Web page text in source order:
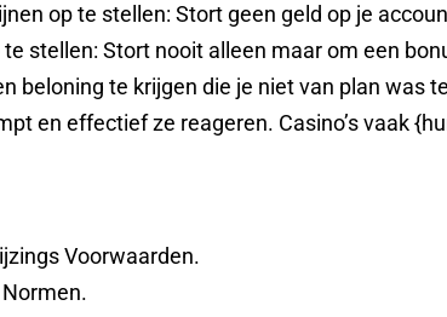
op te stellen: Stort geen geld op je
stellen: Stort nooit alleen maar om een
te krijgen die je niet van plan was
en effectief ze reageren. Casino’s vaak
Voorwaarden.